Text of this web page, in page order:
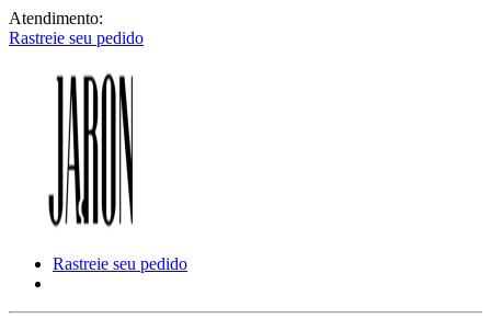
Atendimento:
Rastreie seu pedido
Rastreie seu pedido